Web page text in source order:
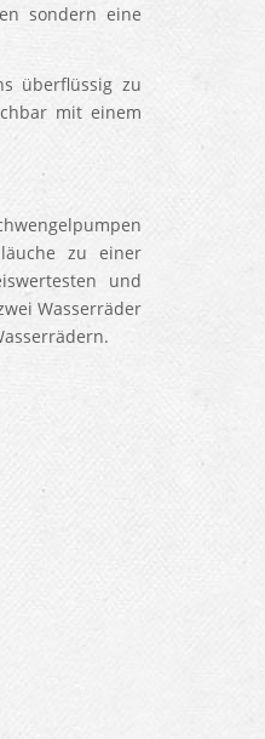
sondern eine
überflüssig zu
mit einem
zu einer
und
Wasserräder